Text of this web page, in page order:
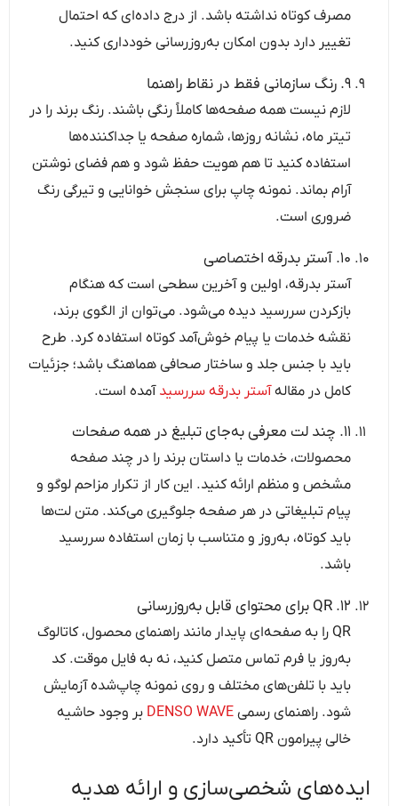
مصرف کوتاه نداشته باشد. از درج داده‌ای که احتمال
تغییر دارد بدون امکان به‌روزرسانی خودداری کنید.
۹. رنگ سازمانی فقط در نقاط راهنما
لازم نیست همه صفحه‌ها کاملاً رنگی باشند. رنگ برند را در
تیتر ماه، نشانه روزها، شماره صفحه یا جداکننده‌ها
استفاده کنید تا هم هویت حفظ شود و هم فضای نوشتن
آرام بماند. نمونه چاپ برای سنجش خوانایی و تیرگی رنگ
ضروری است.
۱۰. آستر بدرقه اختصاصی
آستر بدرقه، اولین و آخرین سطحی است که هنگام
بازکردن سررسید دیده می‌شود. می‌توان از الگوی برند،
نقشه خدمات یا پیام خوش‌آمد کوتاه استفاده کرد. طرح
باید با جنس جلد و ساختار صحافی هماهنگ باشد؛ جزئیات
کامل در مقالهآستر بدرقه سررسید آمده است.
۱۱. چند لت معرفی به‌جای تبلیغ در همه صفحات
محصولات، خدمات یا داستان برند را در چند صفحه
مشخص و منظم ارائه کنید. این کار از تکرار مزاحم لوگو و
پیام تبلیغاتی در هر صفحه جلوگیری می‌کند. متن لت‌ها
باید کوتاه، به‌روز و متناسب با زمان استفاده سررسید
باشد.
۱۲. QR برای محتوای قابل به‌روزرسانی
QR را به صفحه‌ای پایدار مانند راهنمای محصول، کاتالوگ
به‌روز یا فرم تماس متصل کنید، نه به فایل موقت. کد
باید با تلفن‌های مختلف و روی نمونه چاپ‌شده آزمایش
شود. راهنمای رسمیDENSO WAVE بر وجود حاشیه
خالی پیرامون QR تأکید دارد.
ایده‌های شخصی‌سازی و ارائه هدیه